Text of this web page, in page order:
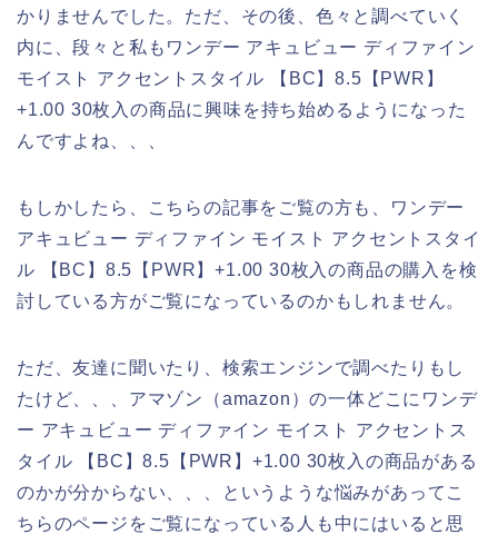
かりませんでした。ただ、その後、色々と調べていく
内に、段々と私もワンデー アキュビュー ディファイン
モイスト アクセントスタイル 【BC】8.5【PWR】
+1.00 30枚入の商品に興味を持ち始めるようになった
んですよね、、、
もしかしたら、こちらの記事をご覧の方も、ワンデー
アキュビュー ディファイン モイスト アクセントスタイ
ル 【BC】8.5【PWR】+1.00 30枚入の商品の購入を検
討している方がご覧になっているのかもしれません。
ただ、友達に聞いたり、検索エンジンで調べたりもし
たけど、、、アマゾン（amazon）の一体どこにワンデ
ー アキュビュー ディファイン モイスト アクセントス
タイル 【BC】8.5【PWR】+1.00 30枚入の商品がある
のかが分からない、、、というような悩みがあってこ
ちらのページをご覧になっている人も中にはいると思